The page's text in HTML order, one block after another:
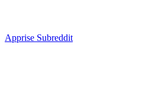
Apprise Subreddit